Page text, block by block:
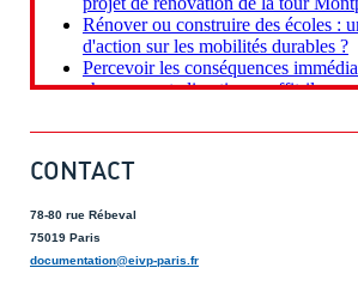
CONTACT
78-80 rue Rébeval
75019 Paris
documentation@eivp-paris.fr